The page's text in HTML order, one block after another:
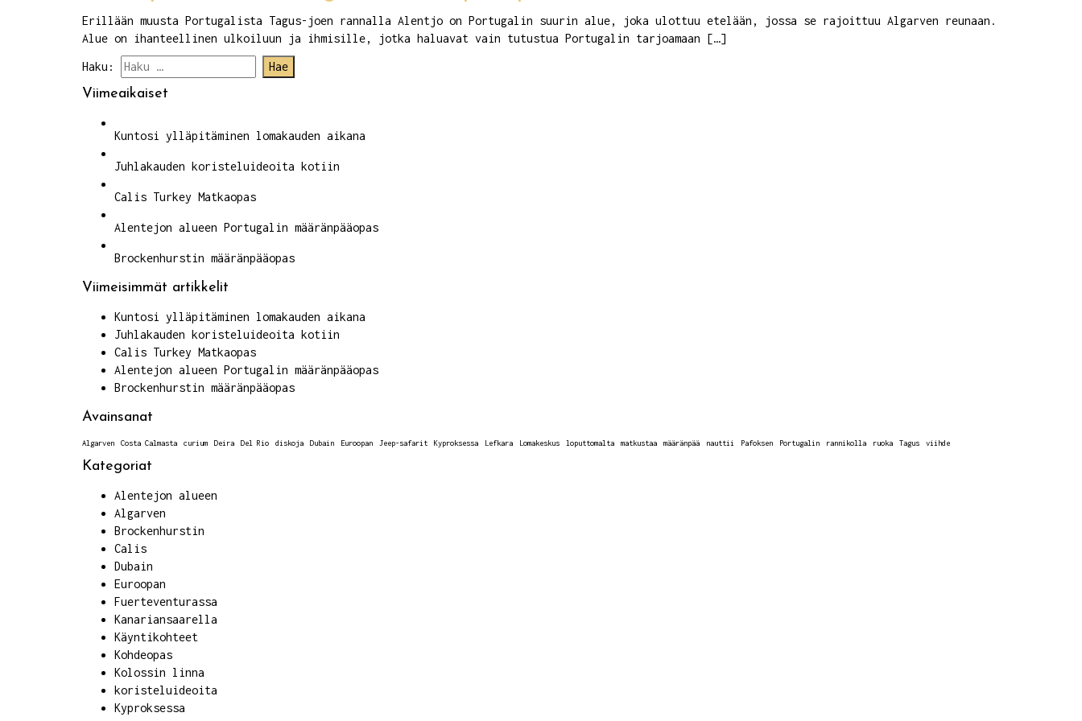
Erillään muusta Portugalista Tagus-joen rannalla Alentjo on Portugalin suurin alue, joka ulottuu etelään, jossa se rajoittuu Algarven reunaan.
Alue on ihanteellinen ulkoiluun ja ihmisille, jotka haluavat vain tutustua Portugalin tarjoamaan […]
Haku:
Viimeaikaiset
Kuntosi ylläpitäminen lomakauden aikana
Juhlakauden koristeluideoita kotiin
Calis Turkey Matkaopas
Alentejon alueen Portugalin määränpääopas
Brockenhurstin määränpääopas
Viimeisimmät artikkelit
Kuntosi ylläpitäminen lomakauden aikana
Juhlakauden koristeluideoita kotiin
Calis Turkey Matkaopas
Alentejon alueen Portugalin määränpääopas
Brockenhurstin määränpääopas
Avainsanat
Algarven Costa Calmasta curium Deira Del Rio diskoja Dubain Euroopan Jeep-safarit Kyproksessa Lefkara Lomakeskus loputtomalta matkustaa määränpää nauttii Pafoksen Portugalin rannikolla ruoka Tagus viihde
Kategoriat
Alentejon alueen
Algarven
Brockenhurstin
Calis
Dubain
Euroopan
Fuerteventurassa
Kanariansaarella
Käyntikohteet
Kohdeopas
Kolossin linna
koristeluideoita
Kyproksessa